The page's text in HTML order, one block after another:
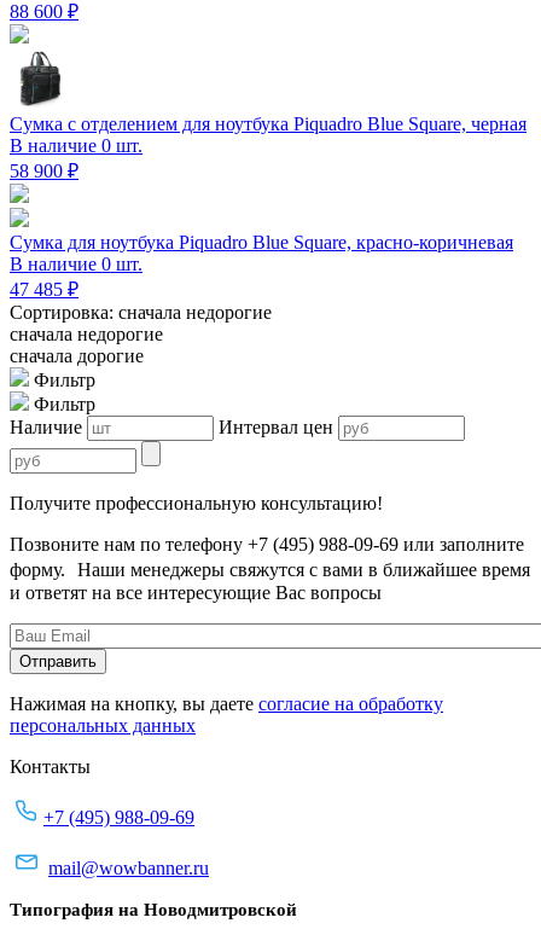
88 600 ₽
Сумка с отделением для ноутбука Piquadro Blue Square, черная
В наличие 0 шт.
58 900 ₽
Сумка для ноутбука Piquadro Blue Square, красно-коричневая
В наличие 0 шт.
47 485 ₽
Сортировка: сначала недорогие
сначала недорогие
сначала дорогие
Фильтр
Фильтр
Наличие
Интервал цен
Получите профессиональную консультацию!
Позвоните нам по телефону +7 (495) 988-09-69 или заполните
форму. Наши менеджеры свяжутся с вами в ближайшее время
и ответят на все интересующие Вас вопросы
Нажимая на кнопку, вы даете согласие на обработку
персональных данных
Контакты
+7 (495) 988-09-69
mail@wowbanner.ru
Типография на Новодмитровской